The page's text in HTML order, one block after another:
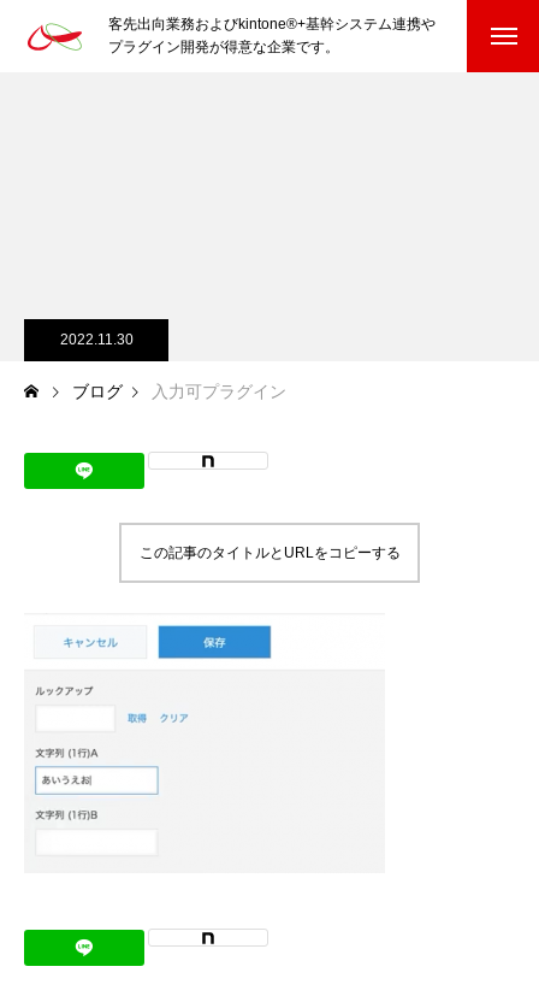
客先出向業務およびkintone®+基幹システム連携や
プラグイン開発が得意な企業です。
PluginAdaptiX Service Guide
HP/EC/Design/Logo
制作実績
COMPANY 会社を知る
会社概要
会社沿革
会社案内
BUSINESS
インタビュー
2022.11.30
ブログ 入力可プラグイン
この記事のタイトルとURLをコピーする